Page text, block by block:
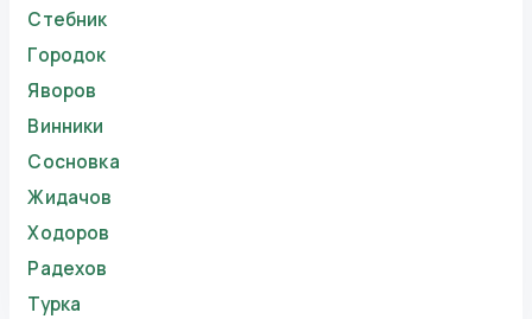
Стебник
Городок
Яворов
Винники
Сосновка
Жидачов
Ходоров
Радехов
Турка